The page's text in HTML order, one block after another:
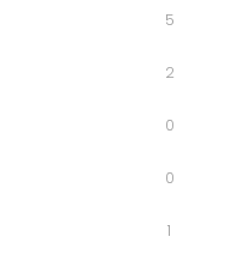
5
2
0
0
1